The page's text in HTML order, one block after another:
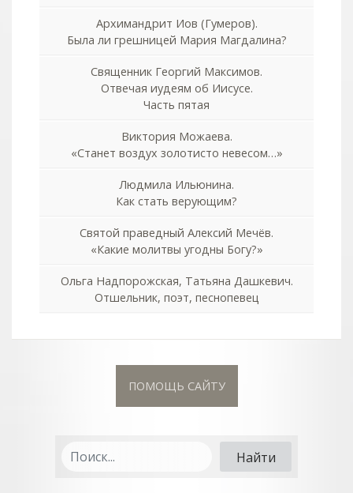
Архимандрит Иов (Гумеров).
Была ли грешницей Мария Магдалина?
Священник Георгий Максимов.
Отвечая иудеям об Иисусе.
Часть пятая
Виктория Можаева.
«Станет воздух золотисто невесом…»
Людмила Ильюнина.
Как стать верующим?
Святой праведный Алексий Мечёв.
«Какие молитвы угодны Богу?»
Ольга Надпорожская, Татьяна Дашкевич.
Отшельник, поэт, песнопевец
ПОМОЩЬ САЙТУ